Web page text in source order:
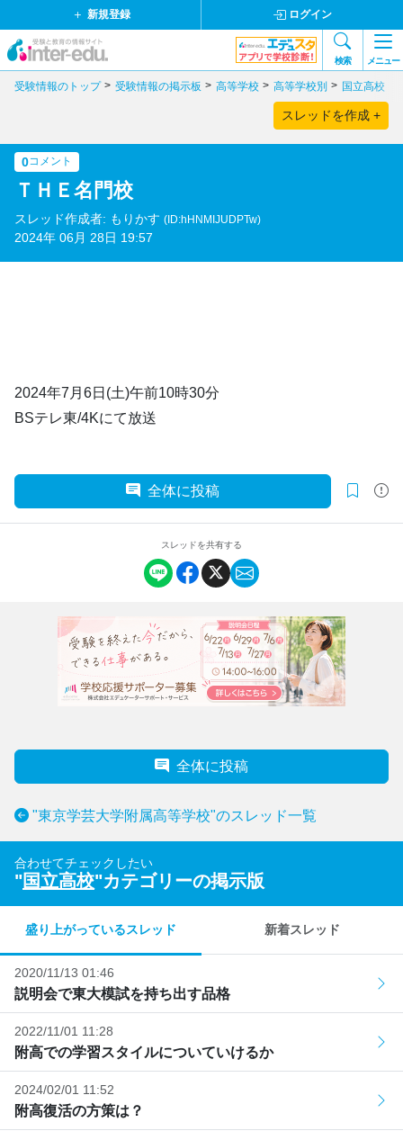
新規登録 ログイン
検索 メニュー
受験情報のトップ 受験情報の掲示板 高等学校 高等学校別 国立高校
スレッドを作成 +
0コメント
ＴＨＥ名門校
スレッド作成者: もりかす (ID:hHNMIJUDPTw)
2024年 06月 28日 19:57
2024年7月6日(土)午前10時30分
BSテレ東/4Kにて放送
全体に投稿
スレッドを共有する
全体に投稿
"東京学芸大学附属高等学校"のスレッド一覧
合わせてチェックしたい
"国立高校"カテゴリーの掲示版
盛り上がっているスレッド 新着スレッド
2020/11/13 01:46
説明会で東大模試を持ち出す品格
2022/11/01 11:28
附高での学習スタイルについていけるか
2024/02/01 11:52
附高復活の方策は？